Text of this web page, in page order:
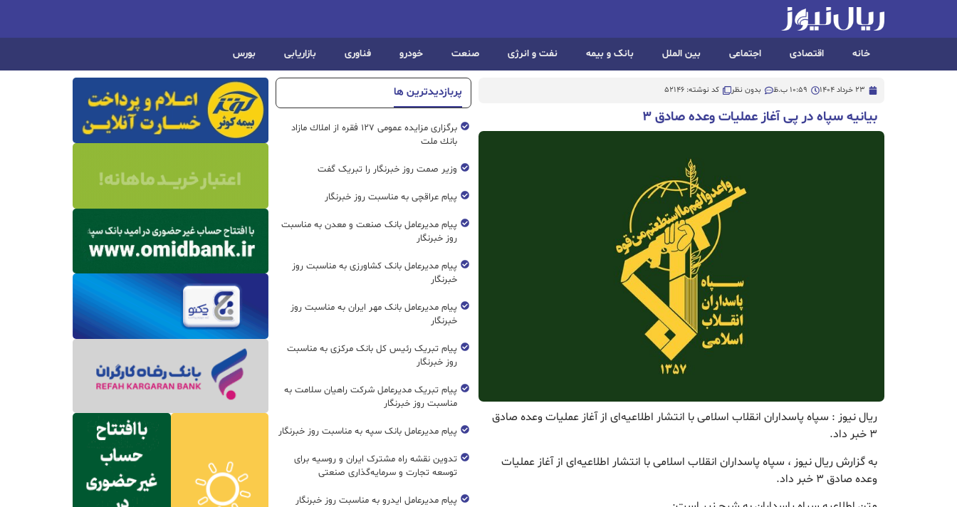
خانه اقتصادی اجتماعی بین الملل بانک و بیمه نفت و انرژی صنعت خودرو فناوری بازاریابی بورس
23 خرداد 1404 10:59 ب.ظ بدون نظر کد نوشته: 52146
بیانیه سپاه در پی آغاز عملیات وعده صادق ۳
ریال نیوز : سپاه پاسداران انقلاب اسلامی با انتشار اطلاعیه‌ای از آغاز عملیات وعده صادق
۳ خبر داد.
به گزارش ریال نیوز ، سپاه پاسداران انقلاب اسلامی با انتشار اطلاعیه‌ای از آغاز عملیات
وعده صادق ۳ خبر داد.
پربازدیدترین ها
برگزاری مزایده عمومی ۱۲۷ فقره از املاك مازاد
بانك ملت
وزیر صمت روز خبرنگار را تبریک گفت
پیام عراقچی به مناسبت روز خبرنگار
پیام مدیرعامل بانک صنعت و معدن به مناسبت
روز خبرنگار
پیام مدیرعامل بانک کشاورزی به مناسبت روز
خبرنگار
پیام مدیرعامل بانک مهر ایران به مناسبت روز
خبرنگار
پیام تبریک رئیس کل بانک مرکزی به مناسبت
روز خبرنگار
پیام تبریک مدیرعامل شرکت راهیان سلامت به
مناسبت روز خبرنگار
پیام مدیرعامل بانک سپه به مناسبت روز خبرنگار
تدوین نقشه راه مشترک ایران و روسیه برای
توسعه تجارت و سرمایه‌گذاری صنعتی
پیام مدیرعامل ایدرو به مناسبت روز خبرنگار